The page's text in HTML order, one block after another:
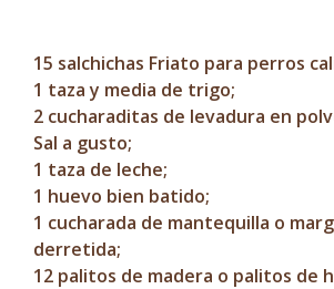
15 salchichas Friato para perros
1 taza y media de trigo;
2 cucharaditas de levadura en
Sal a gusto;
1 taza de leche;
1 huevo bien batido;
1 cucharada de mantequilla o
derretida;
12 palitos de madera o palitos de